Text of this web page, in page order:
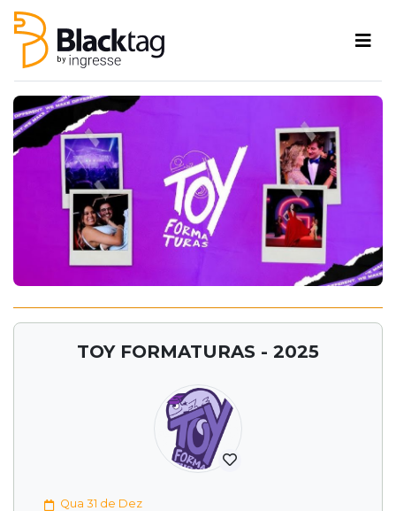
TOY FORMATURAS - 2025
Qua 31 de Dez